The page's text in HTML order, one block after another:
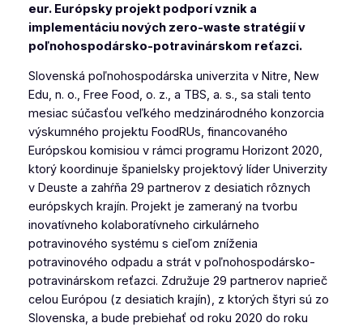
eur. Európsky projekt podporí vznik a
implementáciu nových zero-waste stratégií v
poľnohospodársko-potravinárskom reťazci.
Slovenská poľnohospodárska univerzita v Nitre, New
Edu, n. o., Free Food, o. z., a TBS, a. s., sa stali tento
mesiac súčasťou veľkého medzinárodného konzorcia
výskumného projektu FoodRUs, financovaného
Európskou komisiou v rámci programu Horizont 2020,
ktorý koordinuje španielsky projektový líder Univerzity
v Deuste a zahŕňa 29 partnerov z desiatich rôznych
európskych krajín. Projekt je zameraný na tvorbu
inovatívneho kolaboratívneho cirkulárneho
potravinového systému s cieľom zníženia
potravinového odpadu a strát v poľnohospodársko-
potravinárskom reťazci. Združuje 29 partnerov naprieč
celou Európou (z desiatich krajín), z ktorých štyri sú zo
Slovenska, a bude prebiehať od roku 2020 do roku